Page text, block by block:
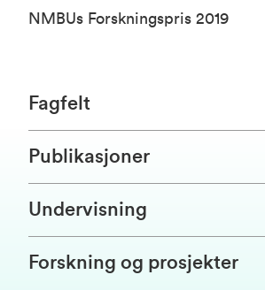
NMBUs Forskningspris 2019
Fagfelt
Publikasjoner
Undervisning
Forskning og prosjekter